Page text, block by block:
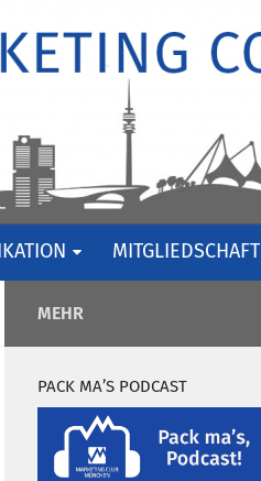
MITGLIEDSCHAFT
MEHR
PACK MA’S PODCAST